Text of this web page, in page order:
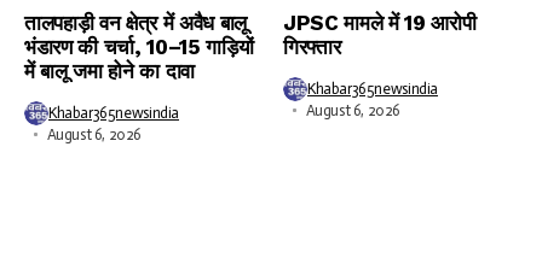
तालपहाड़ी वन क्षेत्र में अवैध बालू
भंडारण की चर्चा, 10–15 गाड़ियों
में बालू जमा होने का दावा
Khabar365newsindia
August 6, 2026
JPSC मामले में 19 आरोपी
गिरफ्तार
Khabar365newsindia
August 6, 2026